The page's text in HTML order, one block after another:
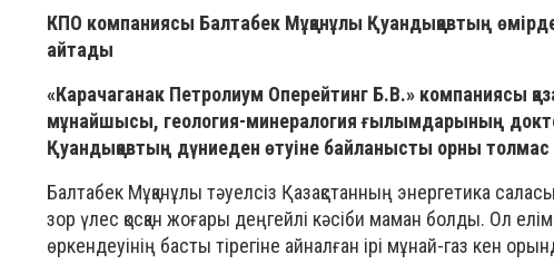
КПО компаниясы Балтабек Мұқанұлы Қуандықовтың
айтады
«Карачаганак Петролиум Оперейтинг Б.В.» компаниясы
мұнайшысы, геология-минералогия ғылымдарының
Қуандықовтың дүниеден өтуіне байланысты орны толмас
Балтабек Мұқанұлы тәуелсіз Қазақстанның энергетика
зор үлес қосқан жоғары деңгейлі кәсіби маман болды. Ол
өркендеуінің басты тірегіне айналған ірі мұнай-газ кен